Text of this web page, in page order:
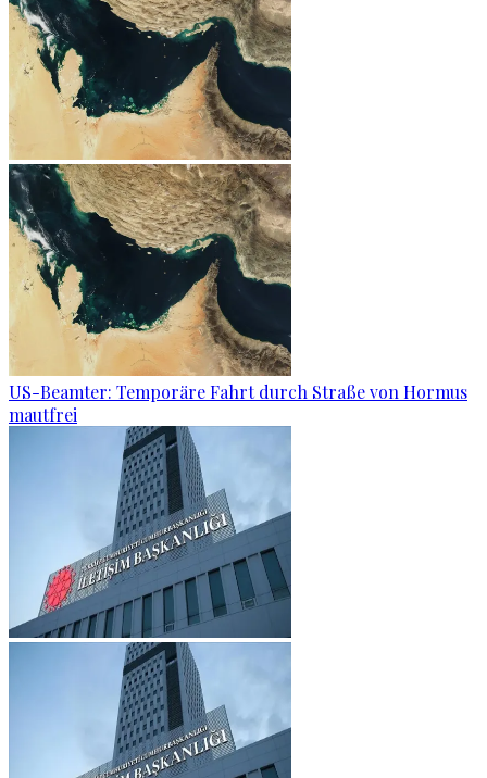
US-Beamter: Temporäre Fahrt durch Straße von Hormus
mautfrei